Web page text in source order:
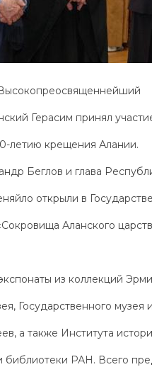
Герасим принял
летию крещения Алании.
Беглов и глава
открыли в
Аланского
из коллекций
Государственного музея
а также Института
библиотеки РАН. Всего